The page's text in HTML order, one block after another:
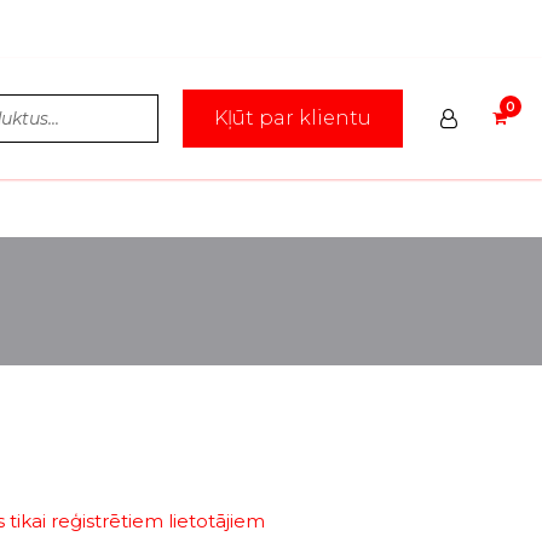
Kļūt par klientu
tikai reģistrētiem lietotājiem